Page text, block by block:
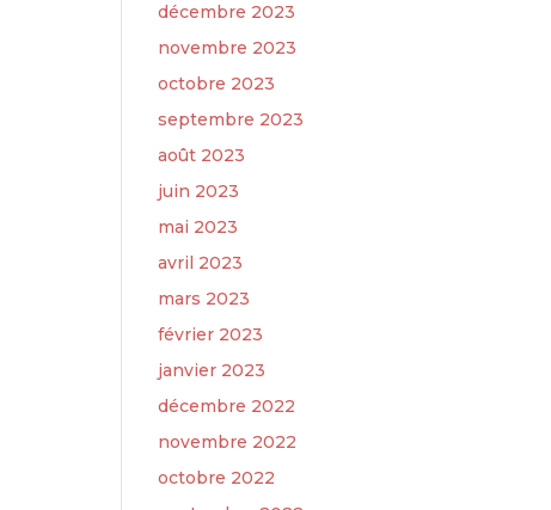
décembre 2023
novembre 2023
octobre 2023
septembre 2023
août 2023
juin 2023
mai 2023
avril 2023
mars 2023
février 2023
janvier 2023
décembre 2022
novembre 2022
octobre 2022